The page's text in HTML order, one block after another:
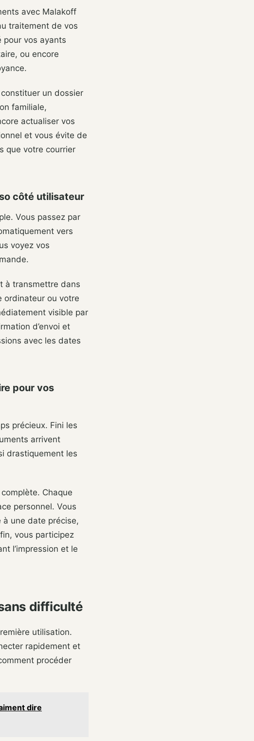
avec Malakoff
traitement de vos
pour vos ayants
ou encore
un dossier
familiale,
actualiser vos
et vous évite de
que votre courrier
côté utilisateur
Vous passez par
vers
voyez vos
à transmettre dans
ordinateur ou votre
visible par
d’envoi et
avec les dates
pour vos
précieux. Fini les
arrivent
drastiquement les
Chaque
personnel. Vous
à une date précise,
vous participez
l’impression et le
difficulté
utilisation.
rapidement et
procéder
dire